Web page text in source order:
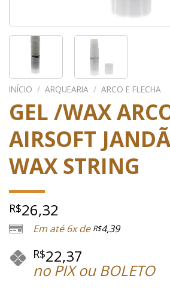
INÍCIO / ARQUEARIA / ARCO E FLECHA
GEL /WAX
AIRSOFT
WAX STRING
R$26,32
Em até 6x de R$4,39
R$22,37
no PIX ou BOLETO